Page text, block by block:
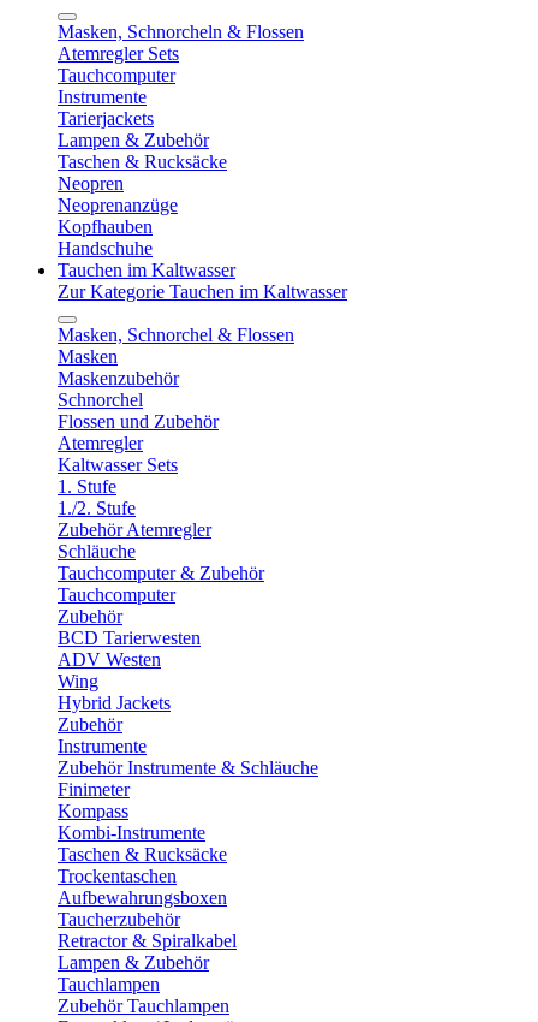
Masken, Schnorcheln & Flossen
Atemregler Sets
Tauchcomputer
Instrumente
Tarierjackets
Lampen & Zubehör
Taschen & Rucksäcke
Neopren
Neoprenanzüge
Kopfhauben
Handschuhe
Tauchen im Kaltwasser
Zur Kategorie Tauchen im Kaltwasser
Masken, Schnorchel & Flossen
Masken
Maskenzubehör
Schnorchel
Flossen und Zubehör
Atemregler
Kaltwasser Sets
1. Stufe
1./2. Stufe
Zubehör Atemregler
Schläuche
Tauchcomputer & Zubehör
Tauchcomputer
Zubehör
BCD Tarierwesten
ADV Westen
Wing
Hybrid Jackets
Zubehör
Instrumente
Zubehör Instrumente & Schläuche
Finimeter
Kompass
Kombi-Instrumente
Taschen & Rucksäcke
Trockentaschen
Aufbewahrungsboxen
Taucherzubehör
Retractor & Spiralkabel
Lampen & Zubehör
Tauchlampen
Zubehör Tauchlampen